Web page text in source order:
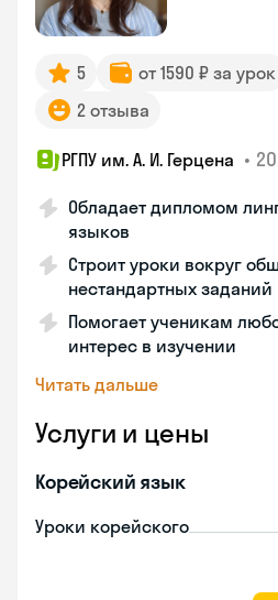
5 от 1590 ₽ за урок
2 отзыва
РГПУ им. А. И. Герцена •
Обладает дипломом
языков
Строит уроки вокруг
нестандартных заданий
Помогает ученикам
интерес в изучении
Читать дальше
Услуги и цены
Корейский язык
Уроки корейского